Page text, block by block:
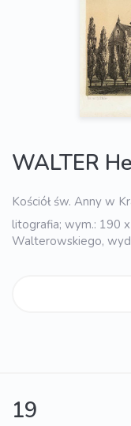
WALTER
Kościół św. Anny w
litografia; wym.: 190
Walterowskiego,
19